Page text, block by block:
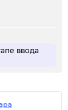
ввода